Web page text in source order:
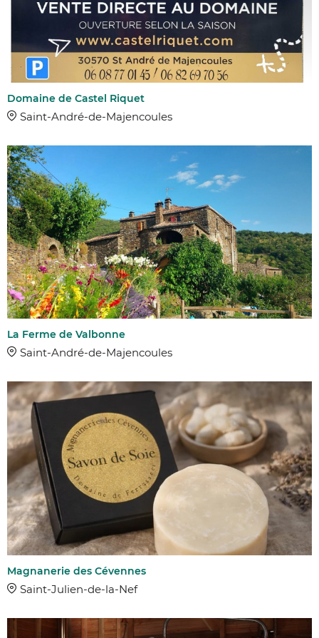
Domaine de Castel Riquet
Saint-André-de-Majencoules
La Ferme de Valbonne
Saint-André-de-Majencoules
Magnanerie des Cévennes
Saint-Julien-de-la-Nef